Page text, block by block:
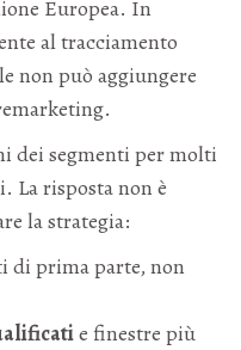
Europea. In
al tracciamento
non può aggiungere
dei segmenti per molti
La risposta non è
la strategia:
di prima parte, non
e finestre più